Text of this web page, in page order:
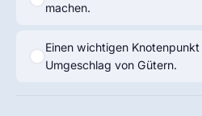
machen.
Einen wichtigen
Umgeschlag von Gütern.